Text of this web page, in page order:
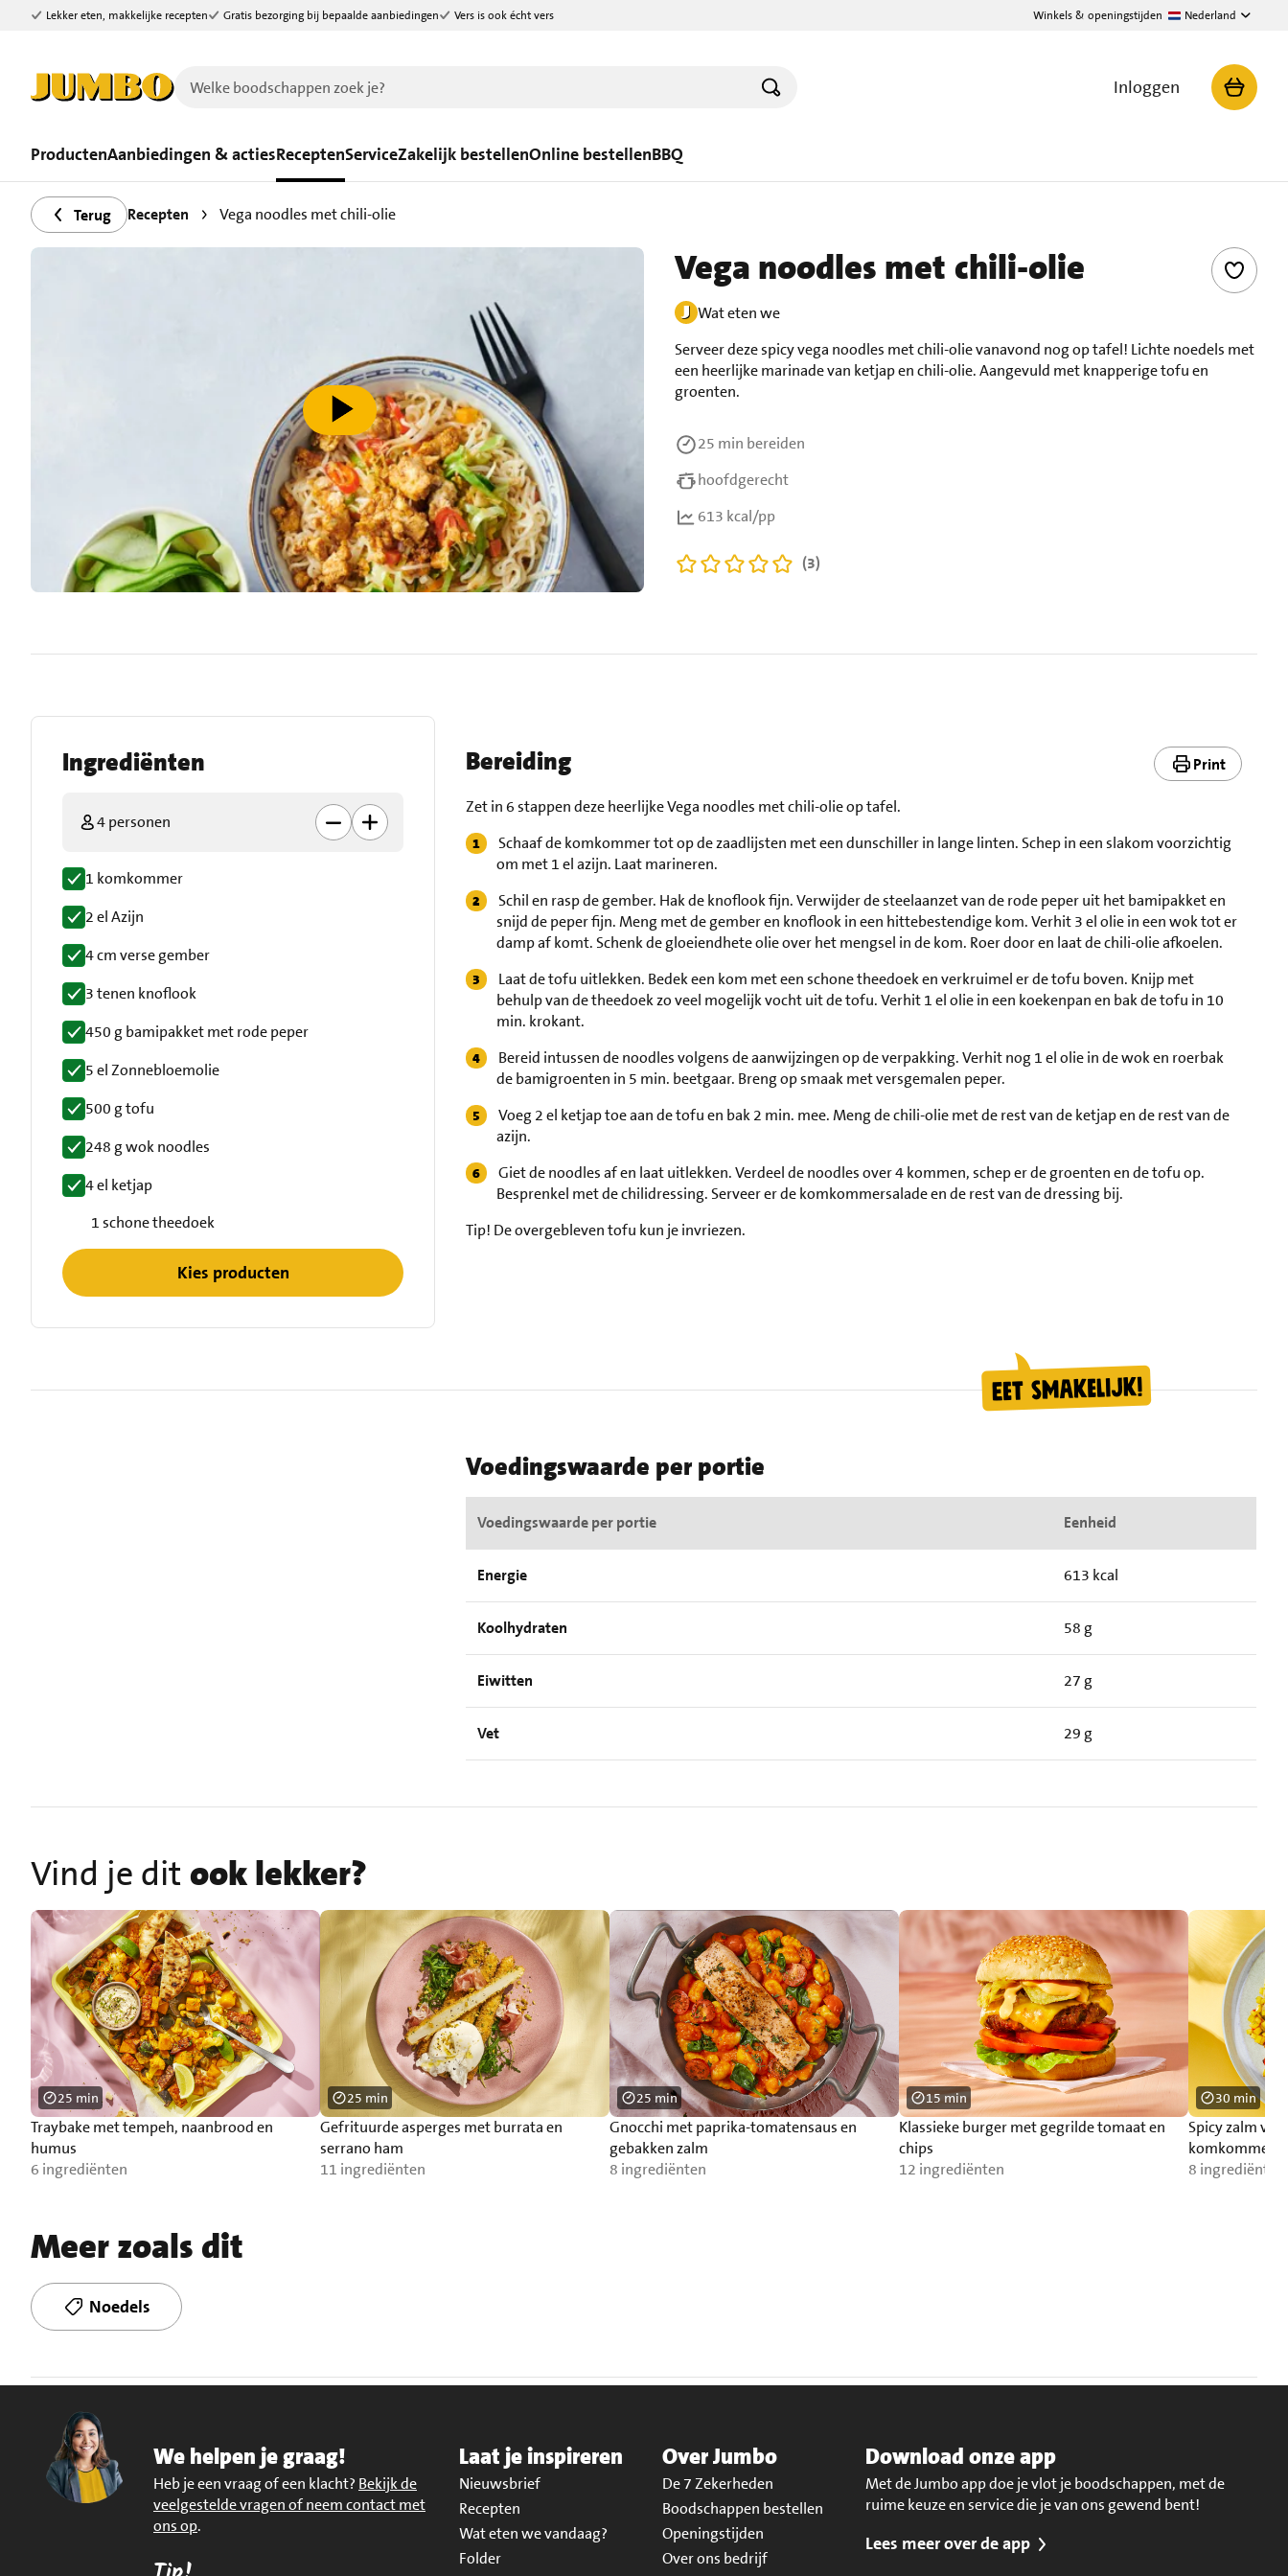
Ga naar zoeken
Ga naar hoofdinhoud
Lekker eten, makkelijke recepten Gratis bezorging bij bepaalde aanbiedingen Vers is ook écht vers Winkels & openingstijden Nederland
Inloggen
ProductenAanbiedingen & actiesReceptenServiceZakelijk bestellenOnline bestellenBBQ
Terug Recepten Vega noodles met chili-olie
speel video af
Vega noodles met chili-olie
Wat eten we
Serveer deze spicy vega noodles met chili-olie vanavond nog op tafel! Lichte noedels met
een heerlijke marinade van ketjap en chili-olie. Aangevuld met knapperige tofu en
groenten.
25 min bereiden
hoofdgerecht
613 kcal/pp
(3)
Ingrediënten
4 personen
1 komkommer
2 el Azijn
4 cm verse gember
3 tenen knoflook
450 g bamipakket met rode peper
5 el Zonnebloemolie
500 g tofu
248 g wok noodles
4 el ketjap
1 schone theedoek
Kies producten
Bereiding Print
Zet in 6 stappen deze heerlijke Vega noodles met chili-olie op tafel.
Schaaf de komkommer tot op de zaadlijsten met een dunschiller in lange linten. Schep in een slakom voorzichtig
om met 1 el azijn. Laat marineren.
Schil en rasp de gember. Hak de knoflook fijn. Verwijder de steelaanzet van de rode peper uit het bamipakket en
snijd de peper fijn. Meng met de gember en knoflook in een hittebestendige kom. Verhit 3 el olie in een wok tot er
damp af komt. Schenk de gloeiendhete olie over het mengsel in de kom. Roer door en laat de chili-olie afkoelen.
Laat de tofu uitlekken. Bedek een kom met een schone theedoek en verkruimel er de tofu boven. Knijp met
behulp van de theedoek zo veel mogelijk vocht uit de tofu. Verhit 1 el olie in een koekenpan en bak de tofu in 10
min. krokant.
Bereid intussen de noodles volgens de aanwijzingen op de verpakking. Verhit nog 1 el olie in de wok en roerbak
de bamigroenten in 5 min. beetgaar. Breng op smaak met versgemalen peper.
Voeg 2 el ketjap toe aan de tofu en bak 2 min. mee. Meng de chili-olie met de rest van de ketjap en de rest van de
azijn.
Giet de noodles af en laat uitlekken. Verdeel de noodles over 4 kommen, schep er de groenten en de tofu op.
Besprenkel met de chilidressing. Serveer er de komkommersalade en de rest van de dressing bij.
Tip! De overgebleven tofu kun je invriezen.
Voedingswaarde per portie
Voedingswaarde per portie Eenheid
Energie 613 kcal
Koolhydraten 58 g
Eiwitten 27 g
Vet 29 g
Vind je ditook lekker?
Traybake met tempeh, naanbrood en
humus
6 ingrediënten
25 min
Gefrituurde asperges met burrata en
serrano ham
11 ingrediënten
25 min
Gnocchi met paprika-tomatensaus en
gebakken zalm
8 ingrediënten
25 min
Klassieke burger met gegrilde tomaat en
chips
12 ingrediënten
15 min
Spicy zalm
8 ingrediënten
30 min
Meer zoals dit
Noedels
We helpen je graag!
Heb je een vraag of een klacht? Bekijk de
veelgestelde vragen of neem contact met
ons op.
Laat je inspireren
Nieuwsbrief
Recepten
Wat eten we vandaag?
Folder
Over Jumbo
De 7 Zekerheden
Boodschappen bestellen
Openingstijden
Over ons bedrijf
Download onze app
Met de Jumbo app doe je vlot je boodschappen, met de
ruime keuze en service die je van ons gewend bent!
Lees meer over de app